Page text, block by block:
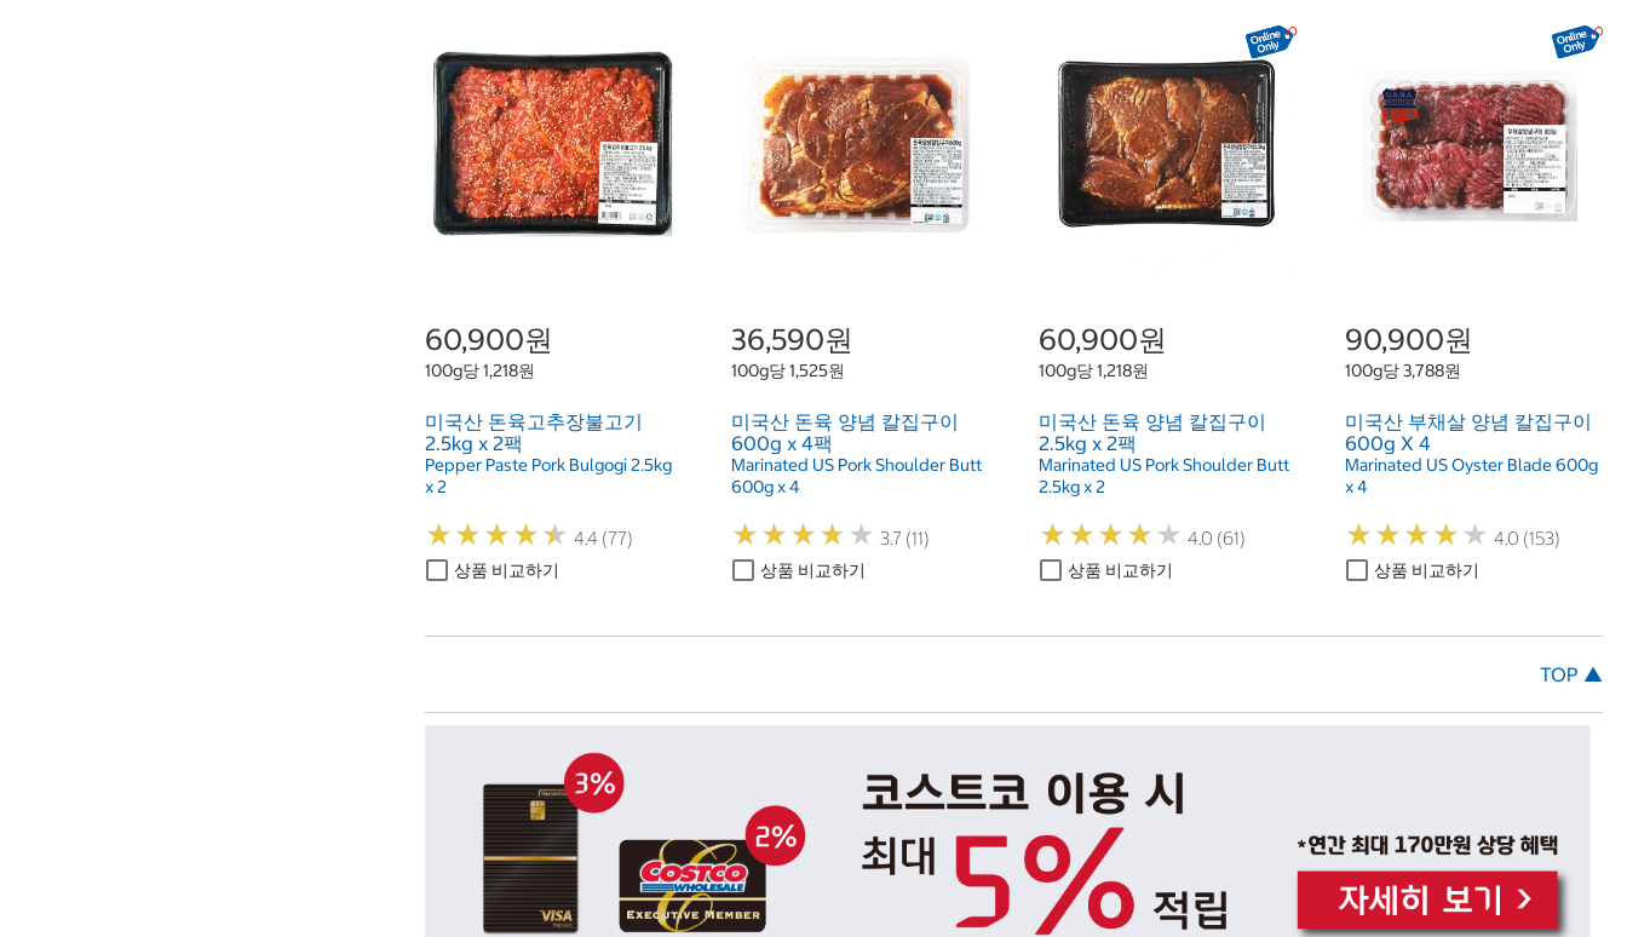
60,900원
100g당 1,218원
미국산 돈육고추장불고기
2.5kg x 2팩
Pepper Paste Pork Bulgogi 2.5kg
x 2
★★★★★
★★★★★ 4.4 (77)
상품 비교하기
36,590원
100g당 1,525원
미국산 돈육 양념 칼집구이
600g x 4팩
Marinated US Pork Shoulder Butt
600g x 4
★★★★ ★
★★★★ ★ 3.7 (11)
상품 비교하기
60,900원
100g당 1,218원
미국산 돈육 양념 칼집구이
2.5kg x 2팩
Marinated US Pork Shoulder Butt
2.5kg x 2
★★★★ ★
★★★★ ★ 4.0 (61)
상품 비교하기
90,900원
100g당 3,788원
미국산 부채살 양념 칼집구이
600g X 4
Marinated US Oyster Blade 600g
x 4
★★★★ ★
★★★★ ★ 4.0 (153)
상품 비교하기
TOP ▲